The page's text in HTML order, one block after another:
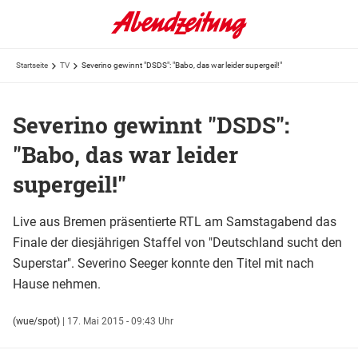
Startseite TV Severino gewinnt "DSDS": "Babo, das war leider supergeil!"
Severino gewinnt "DSDS":
"Babo, das war leider
supergeil!"
Live aus Bremen präsentierte RTL am Samstagabend das
Finale der diesjährigen Staffel von "Deutschland sucht den
Superstar". Severino Seeger konnte den Titel mit nach
Hause nehmen.
(wue/spot) | 17. Mai 2015 - 09:43 Uhr